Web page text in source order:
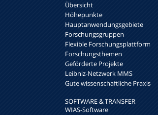
Übersicht
Höhepunkte
Hauptanwendungsgebiete
Forschungsgruppen
Flexible Forschungsplattform
Forschungsthemen
Geförderte Projekte
Leibniz-Netzwerk MMS
Gute wissenschaftliche Praxis
SOFTWARE & TRANSFER
WIAS-Software